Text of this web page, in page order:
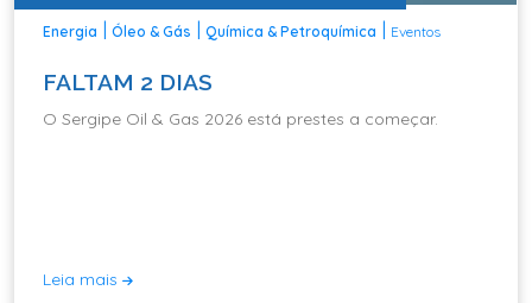
Energia Óleo & Gás Química & Petroquímica Eventos
FALTAM 2 DIAS
O Sergipe Oil & Gas 2026 está prestes a começar.
Leia mais